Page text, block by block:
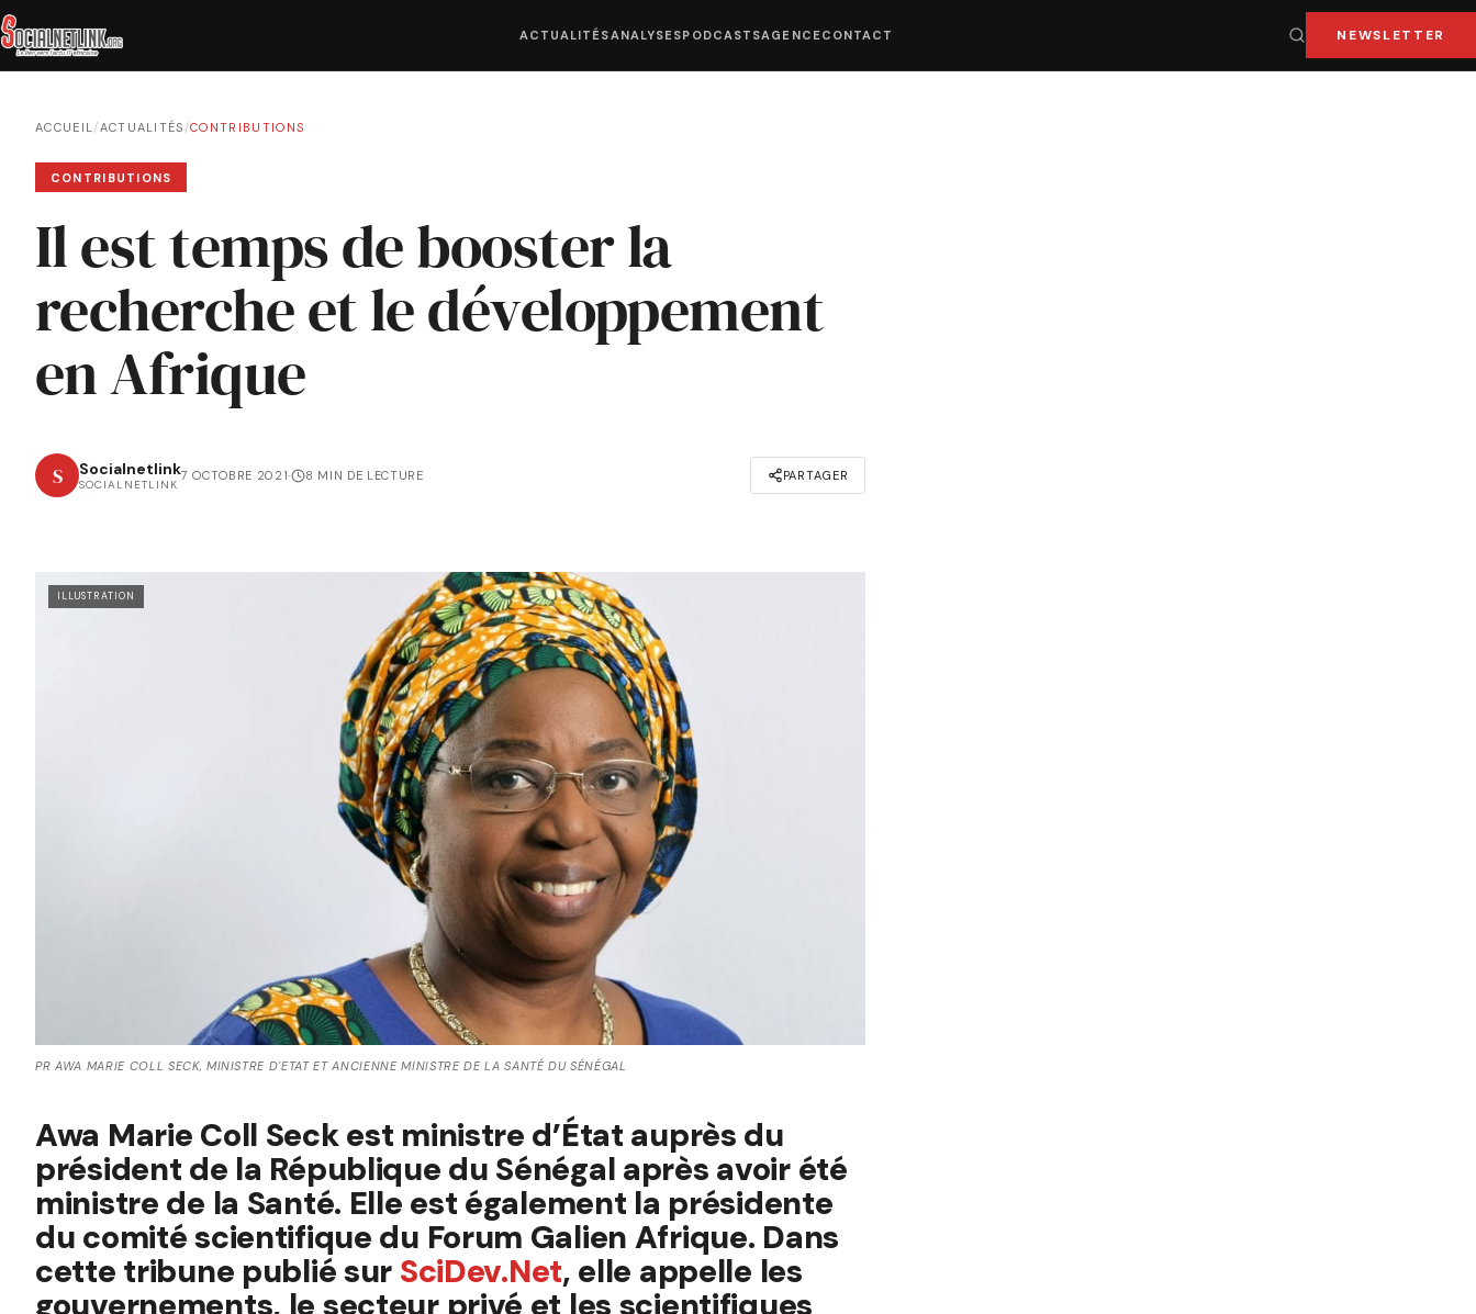
ACTUALITÉSANALYSESPODCASTSAGENCE CONTACT NEWSLETTER
ACCUEIL/ACTUALITÉS /CONTRIBUTIONS
CONTRIBUTIONS
Il est temps de booster la
recherche et le développement
en Afrique
S Socialnetlink
SOCIALNETLINK
7 OCTOBRE 2021· 8 MIN DE LECTURE PARTAGER
ILLUSTRATION
PR AWA MARIE COLL SECK, MINISTRE D'ETAT ET ANCIENNE MINISTRE DE LA SANTÉ DU SÉNÉGAL
Awa Marie Coll Seck est ministre d’État auprès du
président de la République du Sénégal après avoir été
ministre de la Santé. Elle est également la présidente
du comité scientifique du Forum Galien Afrique. Dans
cette tribune publié sur SciDev.Net, elle appelle les
gouvernements, le secteur privé et les scientifiques